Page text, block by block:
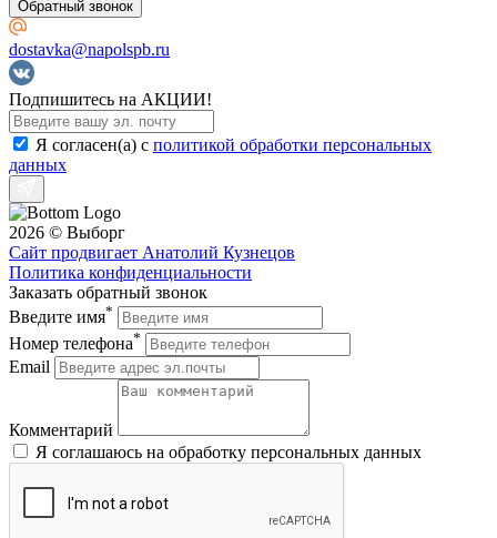
Avalon
Обратный звонок
dostavka@napolspb.ru
Подпишитесь на АКЦИИ!
Я согласен(a) с политикой обработки персональных
данных
2026 © Выборг
Сайт продвигает Анатолий Кузнецов
Политика конфиденциальности
Заказать обратный звонок
Введите имя*
Номер телефона*
Email
Комментарий
Я соглашаюсь на обработку персональных данных